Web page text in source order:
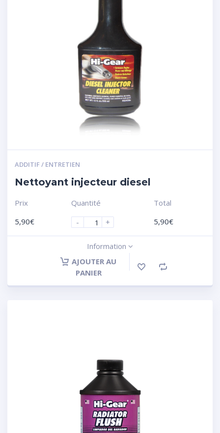
ADDITIF / ENTRETIEN
Nettoyant injecteur diesel
Prix
5,90€
Quantité
-
+
Total
5,90€
Information
AJOUTER AU
PANIER